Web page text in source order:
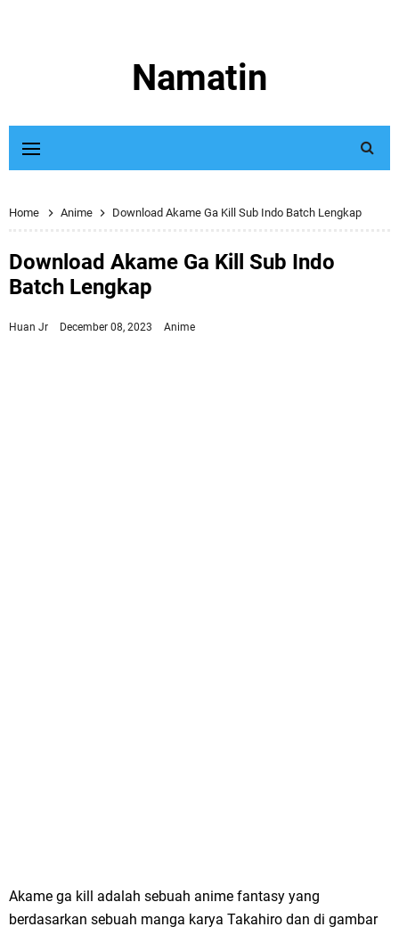
Namatin
Home Anime Download Akame Ga Kill Sub Indo Batch Lengkap
Download Akame Ga Kill Sub Indo
Batch Lengkap
Huan Jr December 08, 2023 Anime
Akame ga kill adalah sebuah anime fantasy yang
berdasarkan sebuah manga karya Takahiro dan di gambar